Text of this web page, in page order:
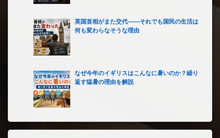
英国首相がまた交代――それでも国民の生活は
何も変わらなそうな理由
なぜ今年のイギリスはこんなに暑いのか？繰り
返す猛暑の理由を解説